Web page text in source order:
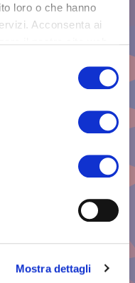
loro o che hanno
Acconsenta ai
Mostra dettagli
SUL
E
il27 Febbraio 2026
Articoli Sicurezza